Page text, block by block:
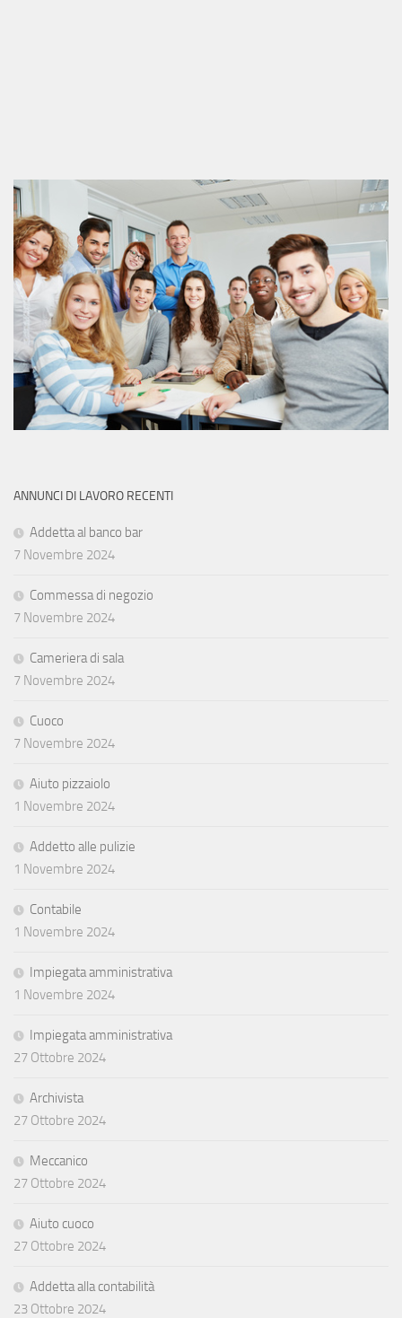
ANNUNCI DI LAVORO RECENTI
Addetta al banco bar
7 Novembre 2024
Commessa di negozio
7 Novembre 2024
Cameriera di sala
7 Novembre 2024
Cuoco
7 Novembre 2024
Aiuto pizzaiolo
1 Novembre 2024
Addetto alle pulizie
1 Novembre 2024
Contabile
1 Novembre 2024
Impiegata amministrativa
1 Novembre 2024
Impiegata amministrativa
27 Ottobre 2024
Archivista
27 Ottobre 2024
Meccanico
27 Ottobre 2024
Aiuto cuoco
27 Ottobre 2024
Addetta alla contabilità
23 Ottobre 2024